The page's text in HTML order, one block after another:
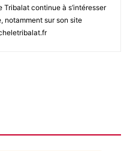
Tribalat continue à s’intéresser
notamment sur son site